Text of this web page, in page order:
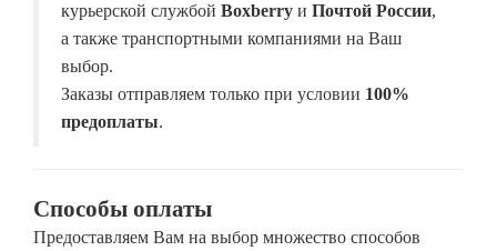
курьерской службой Boxberry и Почтой России,
а также транспортными компаниями на Ваш
выбор.
Заказы отправляем только при условии 100%
предоплаты.
Способы оплаты
Предоставляем Вам на выбор множество способов